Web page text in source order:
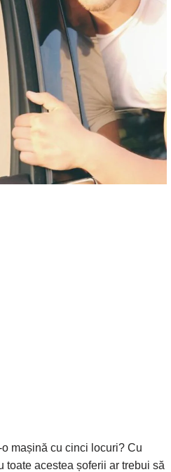
mașină cu cinci locuri? Cu
toate acestea șoferii ar trebui să